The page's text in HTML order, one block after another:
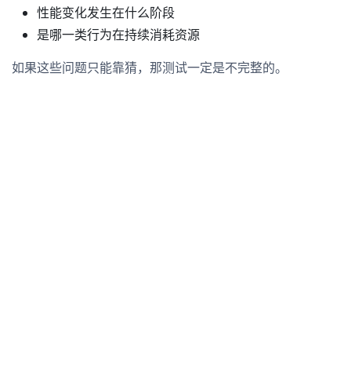
性能变化发生在什么阶段
是哪一类行为在持续消耗资源
如果这些问题只能靠猜，那测试一定是不完整的。